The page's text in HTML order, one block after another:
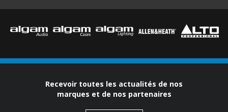
Recevoir toutes les actualités de nos
marques et de nos partenaires